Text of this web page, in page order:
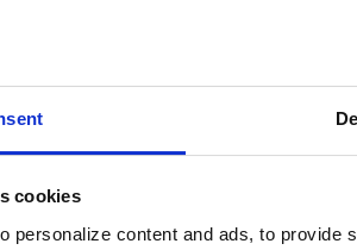
cookies
personalize content and ads, to
งด้านการสนับสนุนการเริ่ม
ละขนาดย่อม (SMB) ที่มักมีปัญหาการข
พต้นทุนการใช้งานในภาพรวมทั้งหมด ซึ่
มตามลักษณะเนื้อหางานจึงเป็นประเด็นที่